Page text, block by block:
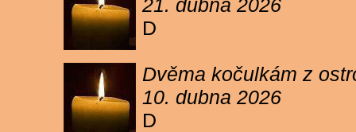
21. dubna 2026
D
Dvěma kočulkám z
10. dubna 2026
D